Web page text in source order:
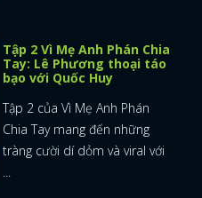
Tập 2 Vì Mẹ Anh Phán Chia
Tay: Lê Phương thoại táo
bạo với Quốc Huy
Tập 2 của Vì Mẹ Anh Phán
Chia Tay mang đến những
tràng cười dí dỏm và viral với
...